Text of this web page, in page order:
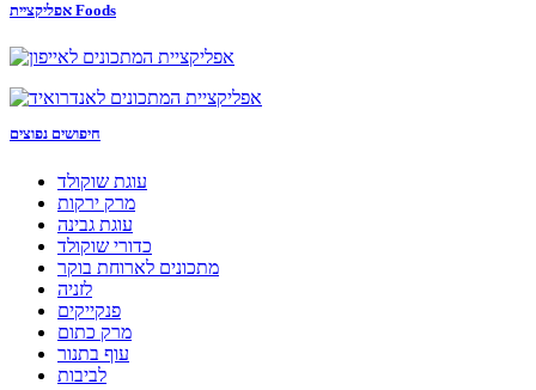
אפליקציית Foods
חיפושים נפוצים
עוגת שוקולד
מרק ירקות
עוגת גבינה
כדורי שוקולד
מתכונים לארוחת בוקר
לזניה
פנקייקים
מרק כתום
עוף בתנור
לביבות